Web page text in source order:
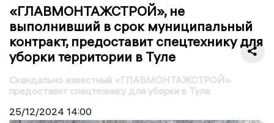
«ГЛАВМОНТАЖСТРОЙ», не
выполнивший в срок муниципальный
контракт, предоставит спецтехнику для
уборки территории в Туле
Скандально известный «ГЛАВМОНТАЖСТРОЙ»
предоставит спецтехнику для уборки в Туле
25/12/2024 14:00